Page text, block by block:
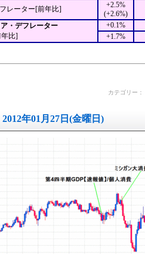
レーター[前年比]
+2.5%
(+2.6%)
・デフレーター
比]
+0.1%
+1.7%
カテゴリー：
2012年01月27日(金曜日)